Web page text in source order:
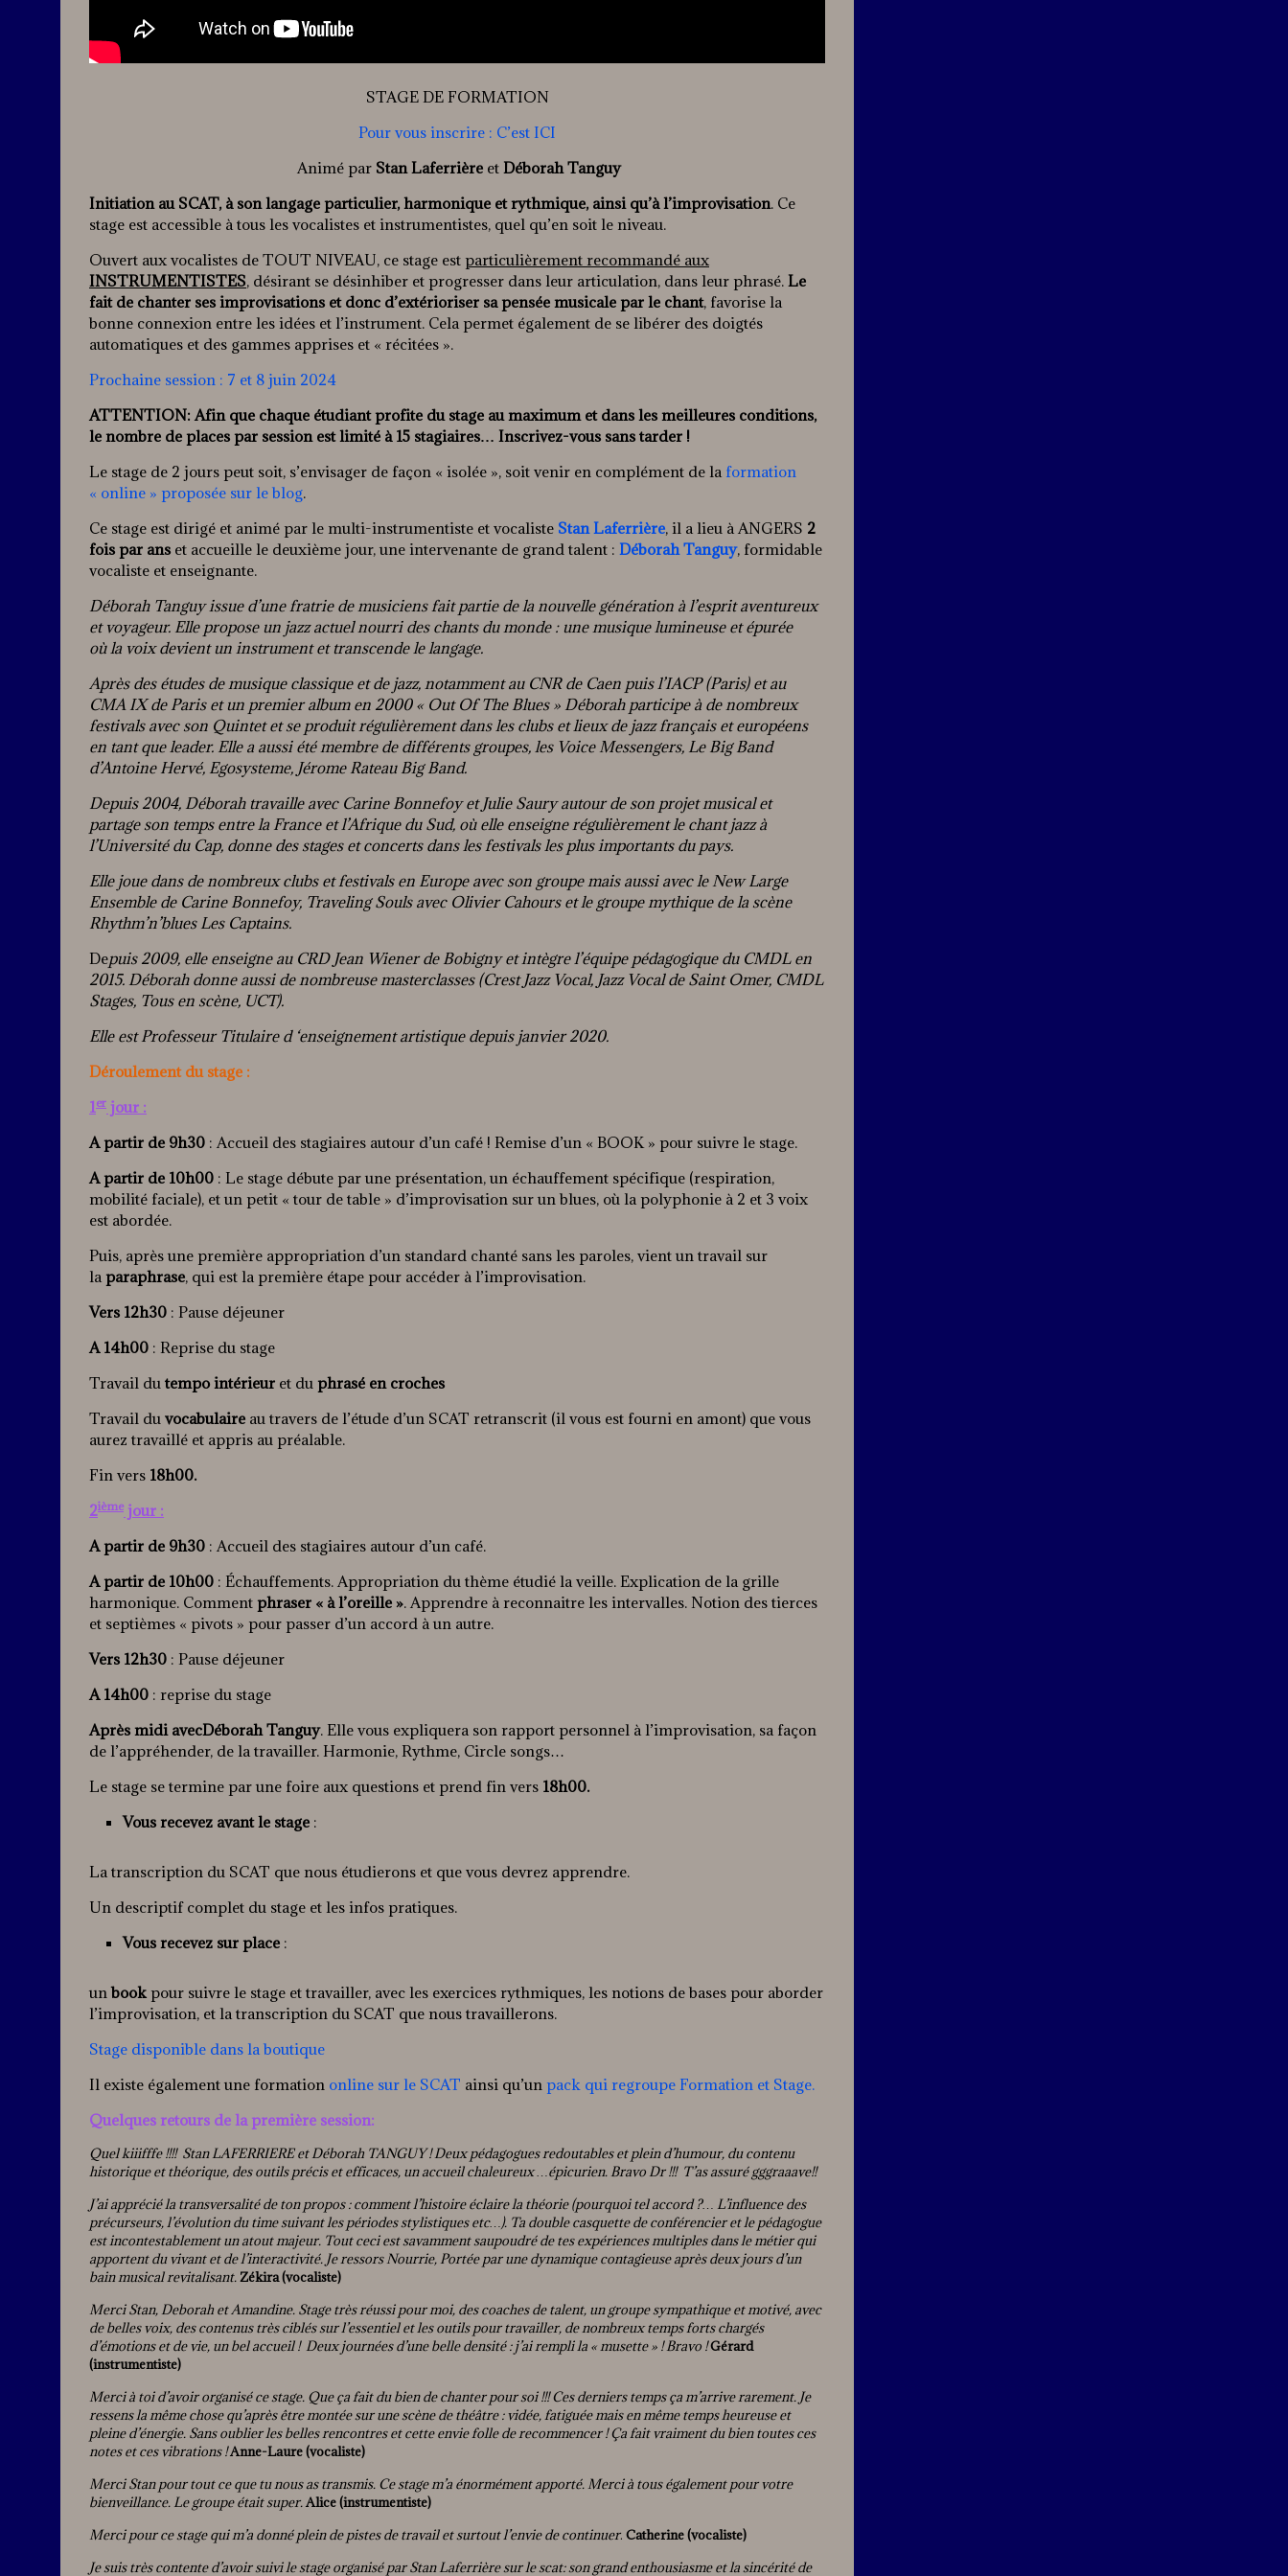
STAGE DE FORMATION
Pour vous inscrire : C’est ICI
Animé par Stan Laferrière et Déborah Tanguy
Initiation au SCAT, à son langage particulier, harmonique et rythmique, ainsi qu’à l’improvisation. Ce
stage est accessible à tous les vocalistes et instrumentistes, quel qu’en soit le niveau.
Ouvert aux vocalistes de TOUT NIVEAU, ce stage est particulièrement recommandé aux
INSTRUMENTISTES, désirant se désinhiber et progresser dans leur articulation, dans leur phrasé. Le
fait de chanter ses improvisations et donc d’extérioriser sa pensée musicale par le chant, favorise la
bonne connexion entre les idées et l’instrument. Cela permet également de se libérer des doigtés
automatiques et des gammes apprises et « récitées ».
Prochaine session : 7 et 8 juin 2024
ATTENTION: Afin que chaque étudiant profite du stage au maximum et dans les meilleures conditions,
le nombre de places par session est limité à 15 stagiaires… Inscrivez-vous sans tarder !
Le stage de 2 jours peut soit, s’envisager de façon « isolée », soit venir en complément de la formation
« online » proposée sur le blog.
Ce stage est dirigé et animé par le multi-instrumentiste et vocaliste Stan Laferrière, il a lieu à ANGERS 2
fois par ans et accueille le deuxième jour, une intervenante de grand talent : Déborah Tanguy, formidable
vocaliste et enseignante.
Déborah Tanguy issue d’une fratrie de musiciens fait partie de la nouvelle génération à l’esprit aventureux
et voyageur. Elle propose un jazz actuel nourri des chants du monde : une musique lumineuse et épurée
où la voix devient un instrument et transcende le langage.
Après des études de musique classique et de jazz, notamment au CNR de Caen puis l’IACP (Paris) et au
CMA IX de Paris et un premier album en 2000 « Out Of The Blues » Déborah participe à de nombreux
festivals avec son Quintet et se produit régulièrement dans les clubs et lieux de jazz français et européens
en tant que leader. Elle a aussi été membre de différents groupes, les Voice Messengers, Le Big Band
d’Antoine Hervé, Egosysteme, Jérome Rateau Big Band.
Depuis 2004, Déborah travaille avec Carine Bonnefoy et Julie Saury autour de son projet musical et
partage son temps entre la France et l’Afrique du Sud, où elle enseigne régulièrement le chant jazz à
l’Université du Cap, donne des stages et concerts dans les festivals les plus importants du pays.
Elle joue dans de nombreux clubs et festivals en Europe avec son groupe mais aussi avec le New Large
Ensemble de Carine Bonnefoy, Traveling Souls avec Olivier Cahours et le groupe mythique de la scène
Rhythm’n’blues Les Captains.
Depuis 2009, elle enseigne au CRD Jean Wiener de Bobigny et intègre l’équipe pédagogique du CMDL en
2015. Déborah donne aussi de nombreuse masterclasses (Crest Jazz Vocal, Jazz Vocal de Saint Omer, CMDL
Stages, Tous en scène, UCT).
Elle est Professeur Titulaire d ‘enseignement artistique depuis janvier 2020.
Déroulement du stage :
1er jour :
A partir de 9h30 : Accueil des stagiaires autour d’un café ! Remise d’un « BOOK » pour suivre le stage.
A partir de 10h00 : Le stage débute par une présentation, un échauffement spécifique (respiration,
mobilité faciale), et un petit « tour de table » d’improvisation sur un blues, où la polyphonie à 2 et 3 voix
est abordée.
Puis, après une première appropriation d’un standard chanté sans les paroles, vient un travail sur
la paraphrase, qui est la première étape pour accéder à l’improvisation.
Vers 12h30 : Pause déjeuner
A 14h00 : Reprise du stage
Travail du tempo intérieur et du phrasé en croches
Travail du vocabulaire au travers de l’étude d’un SCAT retranscrit (il vous est fourni en amont) que vous
aurez travaillé et appris au préalable.
Fin vers 18h00.
2ièmejour :
A partir de 9h30 : Accueil des stagiaires autour d’un café.
A partir de 10h00 : Échauffements. Appropriation du thème étudié la veille. Explication de la grille
harmonique. Comment phraser « à l’oreille ». Apprendre à reconnaitre les intervalles. Notion des tierces
et septièmes « pivots » pour passer d’un accord à un autre.
Vers 12h30 : Pause déjeuner
A 14h00 : reprise du stage
Après midi avecDéborah Tanguy. Elle vous expliquera son rapport personnel à l’improvisation, sa façon
de l’appréhender, de la travailler. Harmonie, Rythme, Circle songs…
Le stage se termine par une foire aux questions et prend fin vers 18h00.
Vous recevez avant le stage :
La transcription du SCAT que nous étudierons et que vous devrez apprendre.
Un descriptif complet du stage et les infos pratiques.
Vous recevez sur place :
unbook pour suivre le stage et travailler, avec les exercices rythmiques, les notions de bases pour aborder
l’improvisation, et la transcription du SCAT que nous travaillerons.
Stage disponible dans la boutique
Il existe également une formation online sur le SCAT ainsi qu’un pack qui regroupe Formation et Stage.
Quelques retours de la première session:
Quel kiiifffe !!!! Stan LAFERRIERE et Déborah TANGUY ! Deux pédagogues redoutables et plein d’humour, du contenu
historique et théorique, des outils précis et efficaces, un accueil chaleureux …épicurien. Bravo Dr !!! T’as assuré gggraaave!!
J’ai apprécié la transversalité de ton propos : comment l’histoire éclaire la théorie (pourquoi tel accord ?… L’influence des
précurseurs, l’évolution du time suivant les périodes stylistiques etc…). Ta double casquette de conférencier et le pédagogue
est incontestablement un atout majeur. Tout ceci est savamment saupoudré de tes expériences multiples dans le métier qui
apportent du vivant et de l’interactivité. Je ressors Nourrie, Portée par une dynamique contagieuse après deux jours d’un
bain musical revitalisant.Zékira (vocaliste)
Merci Stan, Deborah et Amandine. Stage très réussi pour moi, des coaches de talent, un groupe sympathique et motivé, avec
de belles voix, des contenus très ciblés sur l’essentiel et les outils pour travailler, de nombreux temps forts chargés
d’émotions et de vie, un bel accueil ! Deux journées d’une belle densité : j’ai rempli la « musette » ! Bravo !Gérard
(instrumentiste)
Merci à toi d’avoir organisé ce stage. Que ça fait du bien de chanter pour soi !!! Ces derniers temps ça m’arrive rarement. Je
ressens la même chose qu’après être montée sur une scène de théâtre : vidée, fatiguée mais en même temps heureuse et
pleine d’énergie. Sans oublier les belles rencontres et cette envie folle de recommencer ! Ça fait vraiment du bien toutes ces
notes et ces vibrations !Anne-Laure (vocaliste)
Merci Stan pour tout ce que tu nous as transmis. Ce stage m’a énormément apporté. Merci à tous également pour votre
bienveillance. Le groupe était super.Alice (instrumentiste)
Merci pour ce stage qui m’a donné plein de pistes de travail et surtout l’envie de continuer. Catherine (vocaliste)
Je suis très contente d’avoir suivi le stage organisé par Stan Laferrière sur le scat: son grand enthousiasme et la sincérité de